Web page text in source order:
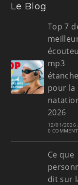
Le Blog
Top 7
mp3
pour la
2026
12/01/2026
0
Ce que
dit sur